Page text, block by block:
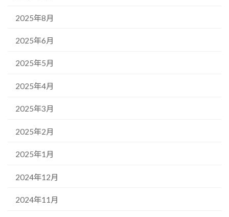
2025年8月
2025年6月
2025年5月
2025年4月
2025年3月
2025年2月
2025年1月
2024年12月
2024年11月